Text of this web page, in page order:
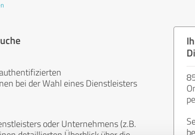
bei der Wahl eines Dienstleisters
oder Unternehmens (z.B.